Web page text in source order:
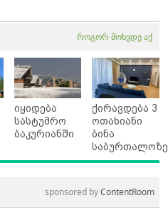
როგორ მოხვდე აქ
იყიდება
სასტუმრო
ბაკურიანში
ქირავდება 3
ოთახიანი
ბინა
საბურთალოზე
sponsored byContentRoom